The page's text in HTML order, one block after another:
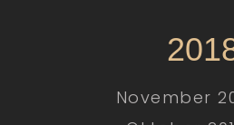
November